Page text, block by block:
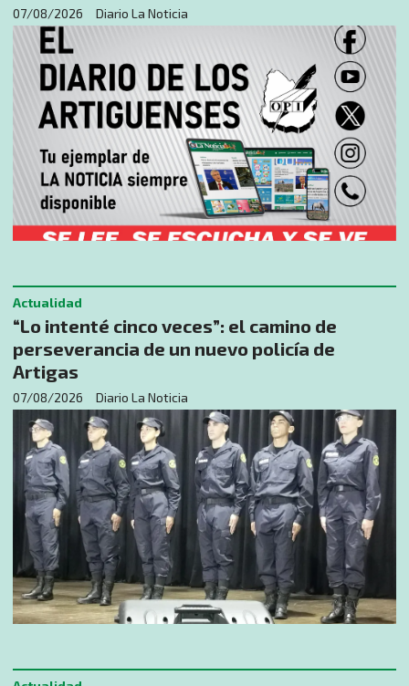
Diario La Noticia
07/08/2026
“Lo intenté cinco veces”: el camino de
perseverancia de un nuevo policía de
Artigas
Diario La Noticia
Actualidad
07/08/2026